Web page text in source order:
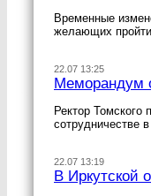
Временные
желающих
22.07 13:25
Меморандум
Ректор Томского
сотрудничестве
22.07 13:19
В Иркутской